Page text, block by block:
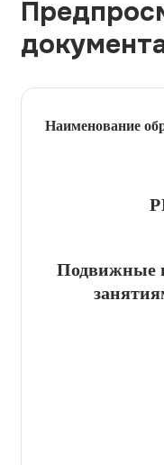
Наименование
Подвижные